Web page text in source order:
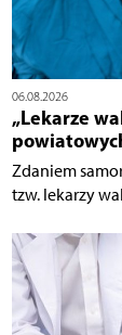
06.08.2026
„Lekarze
Zdaniem
tzw. lekarzy